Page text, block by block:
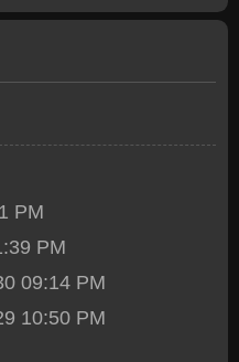
PM
PM
09:14 PM
10:50 PM